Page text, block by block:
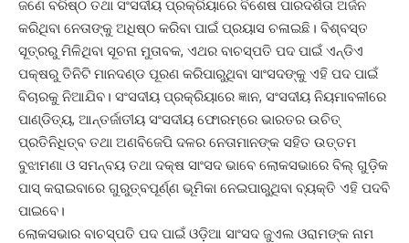
ଜଣେ ବରିଷ୍ଠ ତଥା ସଂସଦୀୟ ପ୍ରକ୍ରିୟାରେ ବିଶେଷ ପାରଦର୍ଶିତା ଅର୍ଜନ
କରିଥିବା ନେତାଙ୍କୁ ଅଧିଷ୍ଠ କରିବା ପାଇଁ ପ୍ରୟାସ ଚଳାଇଛି। ବିଶ୍ବସ୍ତ
ସୂତ୍ରରୁ ମିଳିଥିବା ସୂଚନା ମୁତାବକ, ଏଥର ବାଚସ୍ପତି ପଦ ପାଇଁ ଏନ୍‌ଡିଏ
ପକ୍ଷରୁ ତିନିଟି ମାନଦଣ୍ଡ ପୂରଣ କରିପାରୁଥିବା ସାଂସଦଙ୍କୁ ଏହି ପଦ ପାଇଁ
ବିଚାରକୁ ନିଆଯିବ। ସଂସଦୀୟ ପ୍ରକ୍ରିୟାରେ ଜ୍ଞାନ, ସଂସଦୀୟ ନିୟମାବଳୀରେ
ପାଣ୍ଡିତ୍ୟ, ଆନ୍ତର୍ଜାତୀୟ ସଂସଦୀୟ ଫୋରମ୍‌ରେ ଭାରତର ଉଚିତ୍
ପ୍ରତିନିଧିତ୍ବ ତଥା ଅଣବିଜେପି ଦଳର ନେତାମାନଙ୍କ ସହିତ ଉତ୍ତମ
ବୁଝାମଣା ଓ ସମନ୍ବୟ ତଥା ଦକ୍ଷ ସାଂସଦ ଭାବେ ଲୋକସଭାରେ ବିଲ୍‌ ଗୁଡ଼ିକ
ପାସ୍ କରାଇବାରେ ଗୁରୁତ୍ବପୂର୍ଣ୍ଣ ଭୂମିକା ନେଇପାରୁଥିବା ବ୍ୟକ୍ତି ଏହି ପଦବି
ପାଇବେ।
ଲୋକସଭାର ବାଚସ୍ପତି ପଦ ପାଇଁ ଓଡ଼ିଆ ସାଂସଦ ଜୁଏଲ ଓରାମଙ୍କ ନାମ